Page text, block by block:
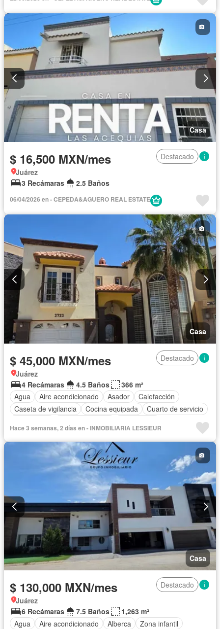
Casa
$ 16,500 MXN/mes
Destacado
Juárez
3 Recámaras
2.5 Baños
06/04/2026 en - CEPEDA&AGUERO REAL ESTATE
Casa
$ 45,000 MXN/mes
Destacado
Juárez
4 Recámaras
4.5 Baños
366 m²
Agua
Aire acondicionado Asador
Calefacción
Caseta de vigilancia
Cocina equipada
Cuarto de servicio
Recámara con closet
Permite niños Sin amueblar
Hace 3 semanas, 2 días en - INMOBILIARIA LESSIEUR
Casa
$ 130,000 MXN/mes
Destacado
Juárez
6 Recámaras
7.5 Baños
1,263 m²
Agua
Aire acondicionado Alberca
Zona infantil